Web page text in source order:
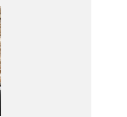
友会の地域づくり